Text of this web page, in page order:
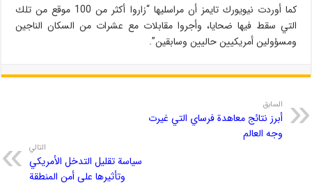
كما أوردت نيويورك تايمز أن مراسليها “زاروا أكثر من 100 موقع من تلك
التي سقط فيها ضحايا، وأجروا مقابلات مع عشرات من السكان الناجين
ومسؤولين أمريكيين حاليين وسابقين”.
السابق
أبرز نتائج معاهدة فرساي التي غيرت
وجه العالم
التالي
سیاسة تقلیل التدخل الأمریكي
وتأثيرها على أمن المنطقة